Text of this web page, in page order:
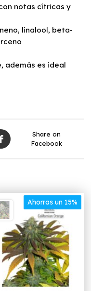
notas cítricas y
linalool, beta-
además es ideal
Share on
Facebook
Ahorras un 15%